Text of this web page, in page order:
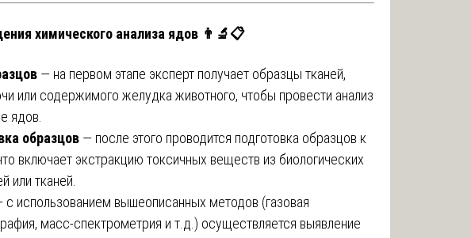
химического анализа ядов 👨‍🔬📋
— на первом этапе эксперт получает образцы тканей,
или содержимого желудка животного, чтобы провести анализ
ядов.
образцов — после этого проводится подготовка образцов к
включает экстракцию токсичных веществ из биологических
или тканей.
с использованием вышеописанных методов (газовая
масс-спектрометрия и т.д.) осуществляется выявление